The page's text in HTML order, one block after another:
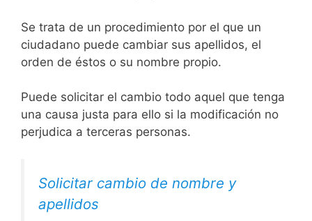
Se trata de un procedimiento por el que un
ciudadano puede cambiar sus apellidos, el
orden de éstos o su nombre propio.
Puede solicitar el cambio todo aquel que tenga
una causa justa para ello si la modificación no
perjudica a terceras personas.
Solicitar cambio de nombre y
apellidos